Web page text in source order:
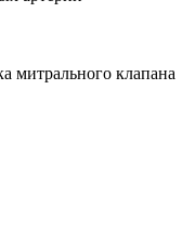
митрального клапана